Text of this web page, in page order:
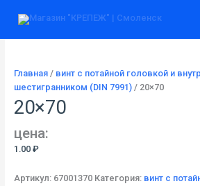
Главная/ винт с потайной головкой и
шестигранником (DIN 7991)/ 20×70
20×70
цена:
1.00 ₽
Артикул: 67001370 Категория: винт с
товара